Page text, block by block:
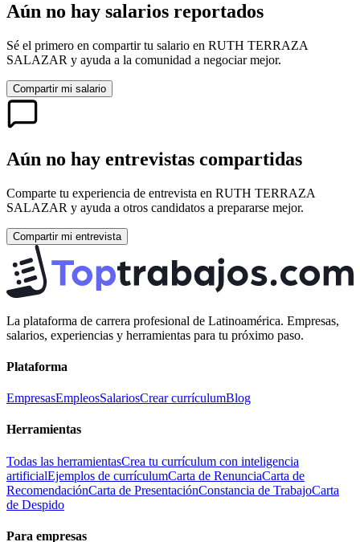
Aún no hay salarios reportados
Sé el primero en compartir tu salario en RUTH TERRAZA
SALAZAR y ayuda a la comunidad a negociar mejor.
Compartir mi salario
Aún no hay entrevistas compartidas
Comparte tu experiencia de entrevista en RUTH TERRAZA
SALAZAR y ayuda a otros candidatos a prepararse mejor.
Compartir mi entrevista
La plataforma de carrera profesional de Latinoamérica. Empresas,
salarios, experiencias y herramientas para tu próximo paso.
Plataforma
EmpresasEmpleosSalariosCrear currículumBlog
Herramientas
Todas las herramientasCrea tu currículum con inteligencia
artificialEjemplos de currículumCarta de RenunciaCarta de
RecomendaciónCarta de PresentaciónConstancia de TrabajoCarta
de Despido
Para empresas